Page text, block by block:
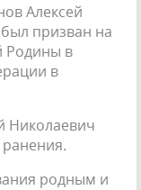
Алексей
призван на
Родины в
в
Николаевич
ранения.
родным и